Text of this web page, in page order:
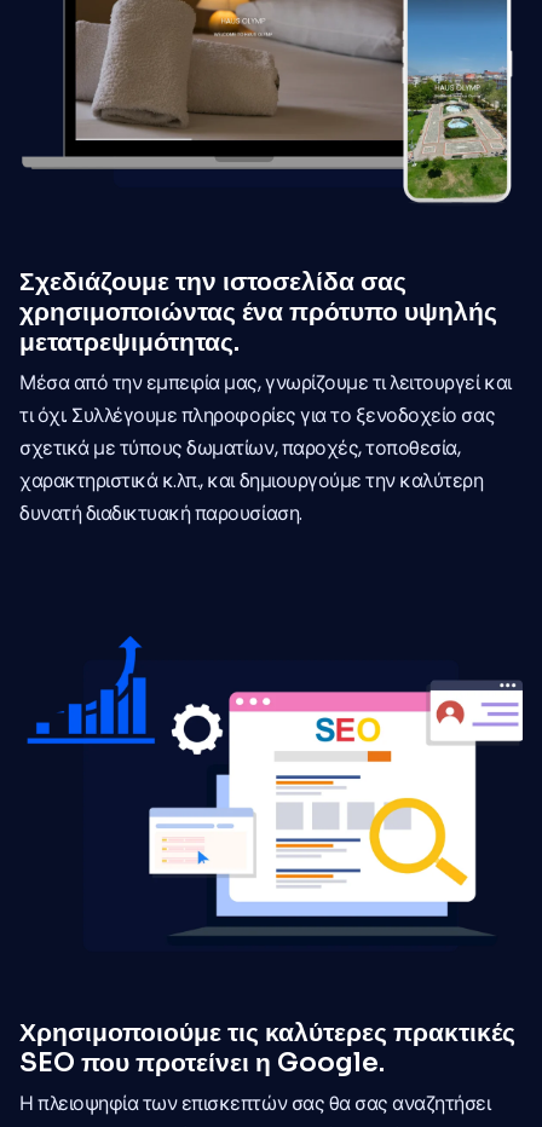
Σχεδιάζουμε την ιστοσελίδα σας
χρησιμοποιώντας ένα πρότυπο υψηλής
μετατρεψιμότητας.
Μέσα από την εμπειρία μας, γνωρίζουμε τι λειτουργεί και
τι όχι. Συλλέγουμε πληροφορίες για το ξενοδοχείο σας
σχετικά με τύπους δωματίων, παροχές, τοποθεσία,
χαρακτηριστικά κ.λπ., και δημιουργούμε την καλύτερη
δυνατή διαδικτυακή παρουσίαση.
Χρησιμοποιούμε τις καλύτερες πρακτικές
SEO που προτείνει η Google.
Η πλειοψηφία των επισκεπτών σας θα σας αναζητήσει